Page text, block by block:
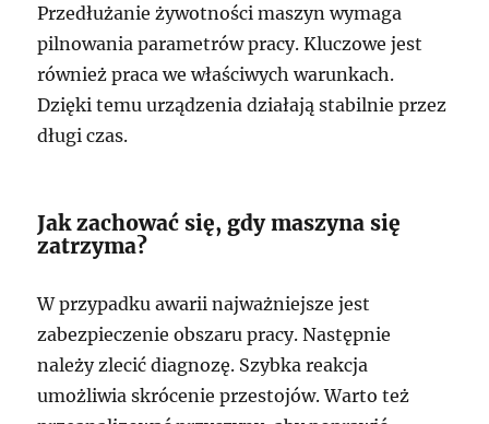
Przedłużanie żywotności maszyn wymaga
pilnowania parametrów pracy. Kluczowe jest
również praca we właściwych warunkach.
Dzięki temu urządzenia działają stabilnie przez
długi czas.
Jak zachować się, gdy maszyna się
zatrzyma?
W przypadku awarii najważniejsze jest
zabezpieczenie obszaru pracy. Następnie
należy zlecić diagnozę. Szybka reakcja
umożliwia skrócenie przestojów. Warto też